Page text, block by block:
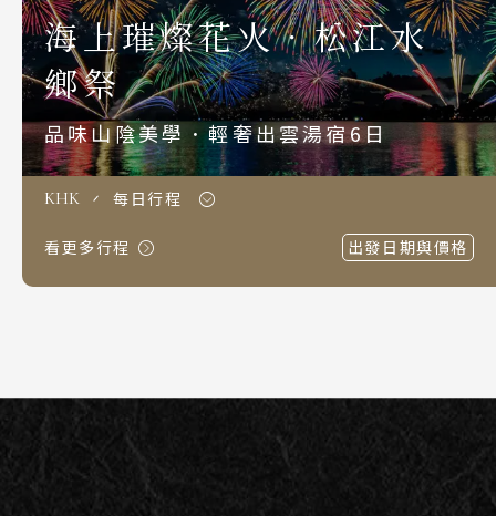
S.E. Asia & Islands
海島東南亞
Classic China
中國雅學賞
海上璀燦花火．松江水
鄉祭
品味山陰美學．輕奢出雲湯宿6日
KHK 每日行程
看更多行程 出發日期與價格